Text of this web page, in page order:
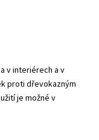
v interiérech a v
proti dřevokazným
je možné v